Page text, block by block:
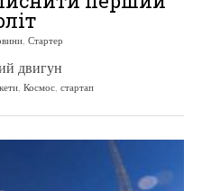
Стартер
двигун
Космос стартап